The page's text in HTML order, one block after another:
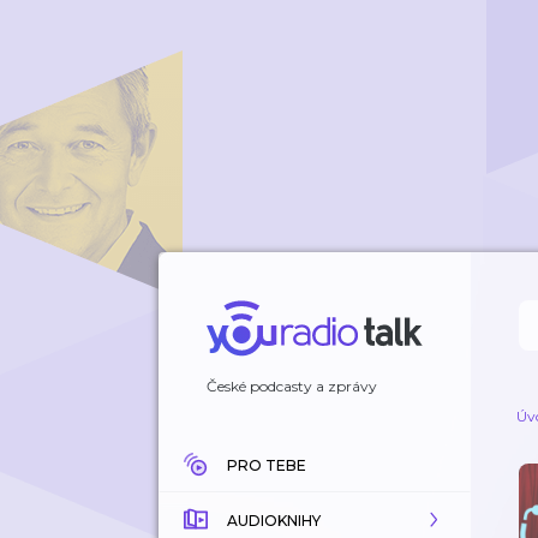
České podcasty a zprávy
PRO TEBE
AUDIOKNIHY